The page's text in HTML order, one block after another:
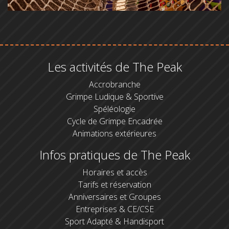
Les activités de The Peak
Accrobranche
Grimpe Ludique & Sportive
Spéléologie
Cycle de Grimpe Encadrée
Animations extérieures
Infos pratiques de The Peak
Horaires et accès
Tarifs et réservation
Anniversaires et Groupes
Entreprises & CE/CSE
Sport Adapté & Handisport